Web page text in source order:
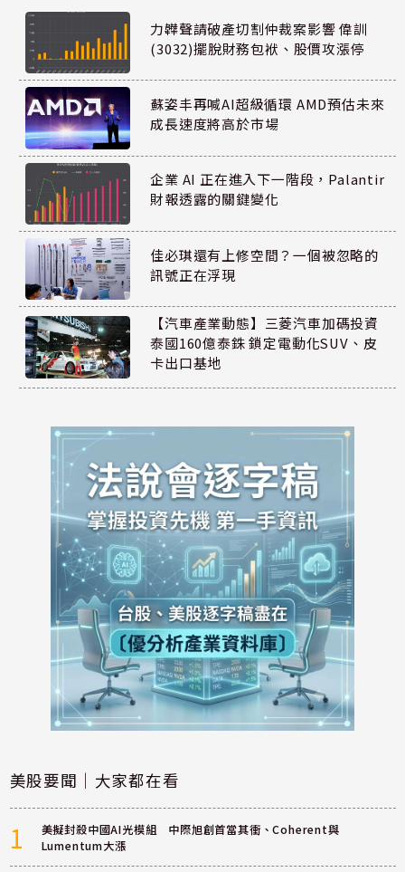
力韡聲請破產切割仲裁案影響 偉訓
(3032)擺脫財務包袱、股價攻漲停
蘇姿丰再喊AI超級循環 AMD預估未來
成長速度將高於市場
企業 AI 正在進入下一階段，Palantir
財報透露的關鍵變化
佳必琪還有上修空間？一個被忽略的
訊號正在浮現
【汽車產業動態】三菱汽車加碼投資
泰國160億泰銖 鎖定電動化SUV、皮
卡出口基地
美股要聞｜大家都在看
1
美擬封殺中國AI光模組 中際旭創首當其衝、Coherent與
Lumentum大漲